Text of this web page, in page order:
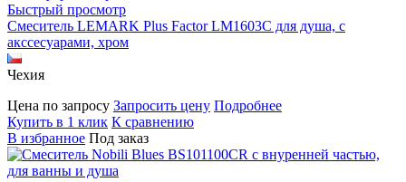
Быстрый просмотр
Смеситель LEMARK Plus Factor LM1603C для душа, с
акссесуарами, хром
Чехия
Цена по запросу Запросить цену Подробнее
Купить в 1 клик К сравнению
В избранное Под заказ